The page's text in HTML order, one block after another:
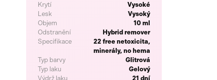
Krytí
Vysoké
Lesk
Vysoký
Objem
10 ml
Odstranění
Hybrid remover
Specifikace
22 free netoxicita,
minerály, no hema
Typ barvy
Glitrová
Typ laku
Gelový
Výdrž laku
21 dní